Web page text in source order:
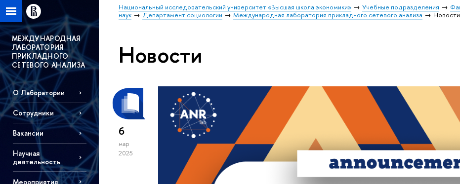
Национальный исследовательский университет «Высшая школа экономики» Учебные подразделения
наук
Департамент социологии Международная лаборатория прикладного сетевого анализа Новости
МЕЖДУНАРОДНАЯ
ЛАБОРАТОРИЯ
ПРИКЛАДНОГО
СЕТЕВОГО АНАЛИЗА
О Лаборатории
Сотрудники
Вакансии
Научная
деятельность
Мероприятия
Новости
6
мар
2025